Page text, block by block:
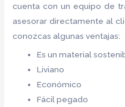
cuenta con un equipo de
asesorar directamente al
conozcas algunas ventajas:
Es un material
Liviano
Económico
Fácil pegado